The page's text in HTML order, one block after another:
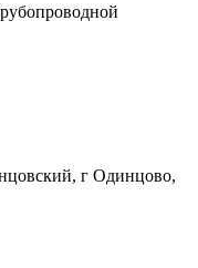
г Одинцово,